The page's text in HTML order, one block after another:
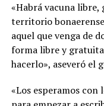
«Habrá vacuna
territorio
aquel que venga de
forma libre y
hacerlo», aseveró el
«Los esperamos con